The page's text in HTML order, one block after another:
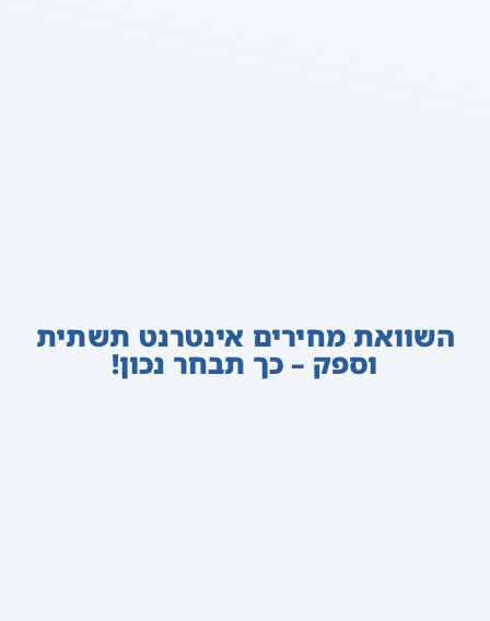
השוואת מחירים אינטרנט תשתית
וספק – כך תבחר נכון!